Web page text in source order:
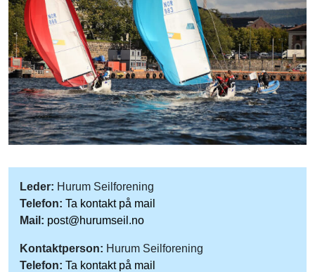
Leder: Hurum Seilforening
Telefon: Ta kontakt på mail
Mail: post@hurumseil.no
Kontaktperson: Hurum Seilforening
Telefon: Ta kontakt på mail